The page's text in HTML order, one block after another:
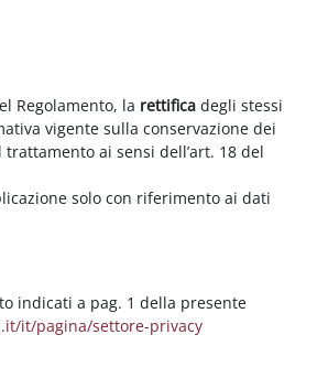
Regolamento, la rettificadegli stessi
vigente sulla conservazione dei
trattamento ai sensi dell’art. 18 del
solo con riferimento ai dati
indicati a pag. 1 della presente
it/pagina/settore-privacy